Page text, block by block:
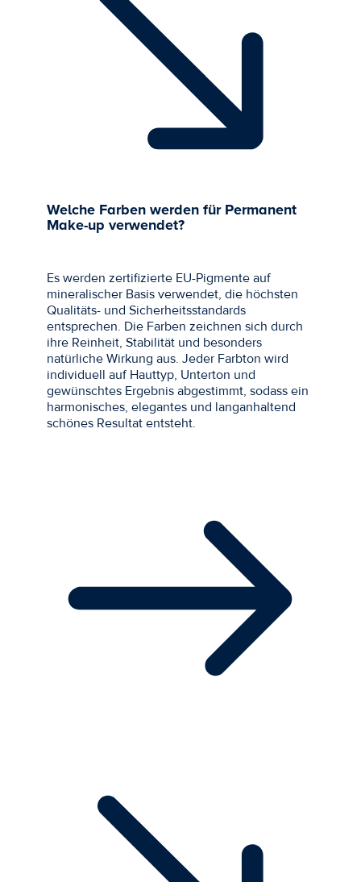
Welche Farben werden für Permanent
Make-up verwendet?
Es werden zertifizierte EU-Pigmente auf
mineralischer Basis verwendet, die höchsten
Qualitäts- und Sicherheitsstandards
entsprechen. Die Farben zeichnen sich durch
ihre Reinheit, Stabilität und besonders
natürliche Wirkung aus. Jeder Farbton wird
individuell auf Hauttyp, Unterton und
gewünschtes Ergebnis abgestimmt, sodass ein
harmonisches, elegantes und langanhaltend
schönes Resultat entsteht.